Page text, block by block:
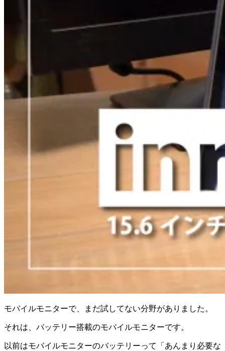
モバイルモニターで、まだ試してない分野がありました。
それは、バッテリー搭載のモバイルモニターです。
以前はモバイルモニターのバッテリーって「あんまり必要な